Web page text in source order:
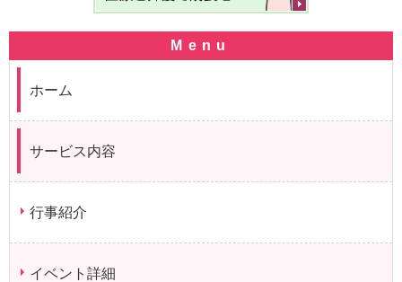
ホーム
サービス内容
行事紹介
イベント詳細